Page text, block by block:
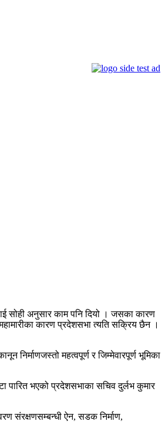
सोही अनुसार काम पनि दियो । जसका कारण
कारण प्रदेशसभा त्यति सक्रिय छैन ।
महत्वपूर्ण र जिम्मेवारपूर्ण भूमिका
भएको प्रदेशसभाका सचिव दुर्लभ कुमार
संरक्षणसम्बन्धी ऐन, सडक निर्माण,